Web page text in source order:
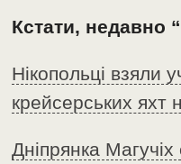
Кстати, недавно
Нікопольці взяли
крейсерських
Дніпрянка